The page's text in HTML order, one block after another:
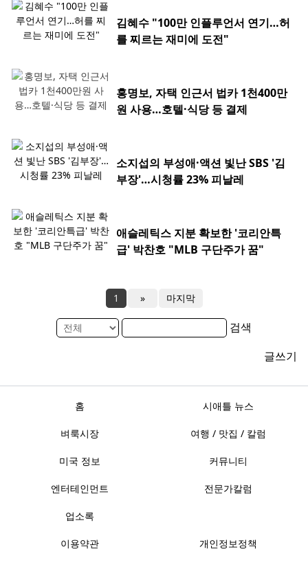
김혜수 "100만 인플루언서 연기…허
를 찌르는 재미에 도전"
홍명보, 자택 인근서 법카 1천400만
원 사용…호텔·식당 등 결제
소지섭의 부성애·액션 빛난 SBS '김
부장'…시청률 23% 피날레
애슬레틱스 지분 확보한 '코리안특
급' 박찬호 "MLB 구단주가 꿈"
1 » 마지막
검색
글쓰기
홈 시애틀 뉴스
벼룩시장 여행 / 맛집 / 칼럼
미국 정보 커뮤니티
엔터테인먼트 전문가칼럼
업소록
이용약관 개인정보정책